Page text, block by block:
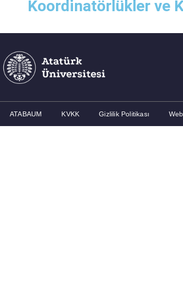
Koordinatörlükler ve
ATABAUM KVKK Gizlilik Politikası